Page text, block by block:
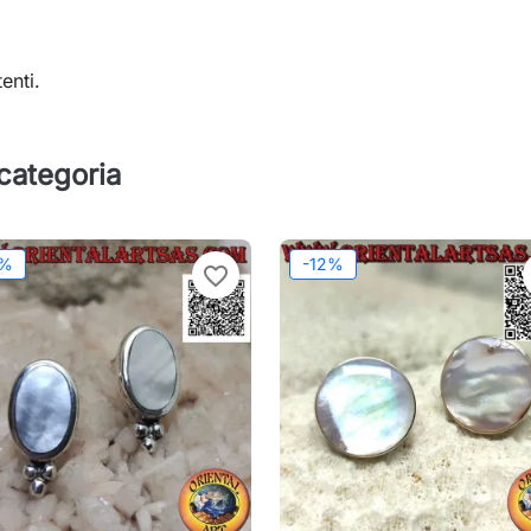
favorite_border -12%